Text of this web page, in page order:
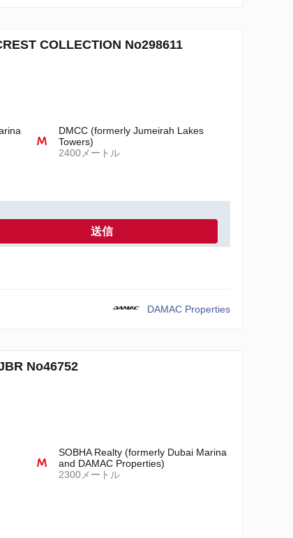
COLLECTION No298611
DMCC (formerly Jumeirah Lakes
Towers)
2400メートル
送信
DAMAC Properties
No46752
SOBHA Realty (formerly Dubai Marina
and DAMAC Properties)
2300メートル